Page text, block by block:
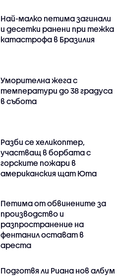
Най-малко петима загинали
и десетки ранени при тежка
катастрофа в Бразилия
Уморителна жега с
температури до 38 градуса
в събота
Разби се хеликоптер,
участващ в борбата с
горските пожари в
американския щат Юта
Петима от обвинените за
производство и
разпространение на
фентанил остават в
ареста
Подготвя ли Риана нов албум